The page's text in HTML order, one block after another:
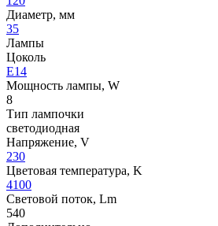
Диаметр, мм
35
Лампы
Цоколь
E14
Мощность лампы, W
8
Тип лампочки
светодиодная
Напряжение, V
230
Цветовая температура, K
4100
Световой поток, Lm
540